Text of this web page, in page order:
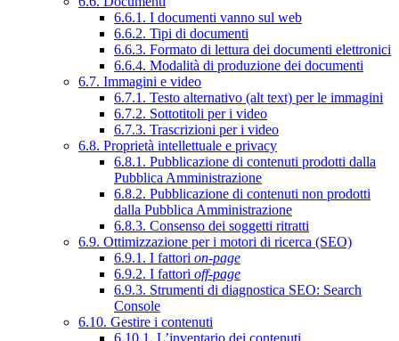
6.6.1. I documenti vanno sul web
6.6.2. Tipi di documenti
6.6.3. Formato di lettura dei documenti elettronici
6.6.4. Modalità di produzione dei documenti
6.7. Immagini e video
6.7.1. Testo alternativo (alt text) per le immagini
6.7.2. Sottotitoli per i video
6.7.3. Trascrizioni per i video
6.8. Proprietà intellettuale e privacy
6.8.1. Pubblicazione di contenuti prodotti dalla
Pubblica Amministrazione
6.8.2. Pubblicazione di contenuti non prodotti
dalla Pubblica Amministrazione
6.8.3. Consenso dei soggetti ritratti
6.9. Ottimizzazione per i motori di ricerca (SEO)
6.9.1. I fattori on-page
6.9.2. I fattori off-page
6.9.3. Strumenti di diagnostica SEO: Search
Console
6.10. Gestire i contenuti
6.10.1. L’inventario dei contenuti